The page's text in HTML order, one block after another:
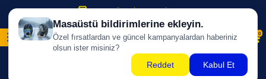
500 TL ÜZERİ KARGO BİZDEN !
0